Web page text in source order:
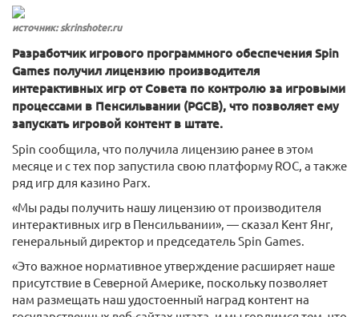
источник: skrinshoter.ru
Разработчик игрового программного обеспечения Spin
Games получил лицензию производителя
интерактивных игр от Совета по контролю за игровыми
процессами в Пенсильвании (PGCB), что позволяет ему
запускать игровой контент в штате.
Spin сообщила, что получила лицензию ранее в этом
месяце и с тех пор запустила свою платформу ROC, а также
ряд игр для казино Parx.
«Мы рады получить нашу лицензию от производителя
интерактивных игр в Пенсильвании», — сказал Кент Янг,
генеральный директор и председатель Spin Games.
«Это важное нормативное утверждение расширяет наше
присутствие в Северной Америке, поскольку позволяет
нам размещать наш удостоенный наград контент на